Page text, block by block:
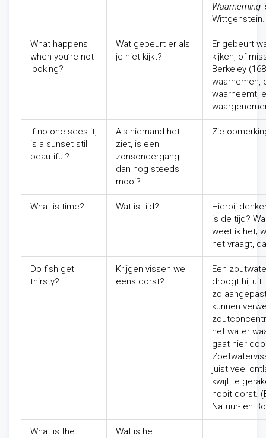
Waarneming
Wittgenstein.
What happens
when you’re not
looking?
Wat gebeurt er als
je niet kijkt?
Er gebeurt
kijken, of
Berkeley
waarnemen,
waarneemt,
If no one sees it,
is a sunset still
beautiful?
Als niemand het
ziet, is een
zonsondergang
dan nog steeds
mooi?
Zie
What is time? Wat is tijd?
Hierbij
is de tijd?
weet ik het;
het vraagt,
Do fish get
thirsty?
Krijgen vissen wel
eens dorst?
Een
droogt hij
zo
kunnen
het water
gaat hier
juist veel
kwijt te
nooit dorst.
Natuur- en
What is the
Wat is het